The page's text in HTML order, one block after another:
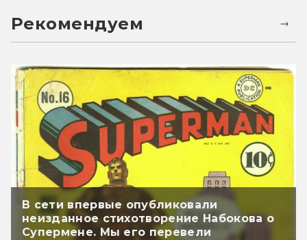
Рекомендуем
В сети впервые опубликовали
неизданное стихотворение Набокова о
Супермене. Мы его перевели